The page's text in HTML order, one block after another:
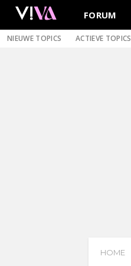
FORUM
NIEUWE TOPICS ACTIEVE TOPICS
HOME